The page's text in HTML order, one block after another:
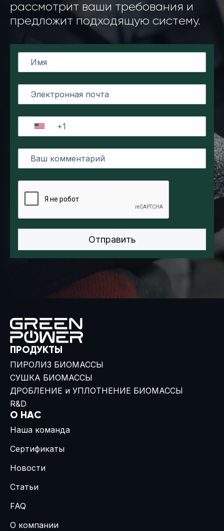
рассмотрит ваши требования и
предложит подходящую систему.
ПРОДУКТЫ
ПИРОЛИЗ БИОМАССЫ
СУШКА БИОМАССЫ
ДРОБЛЕНИЕ и УПЛОТНЕНИЕ БИОМАССЫ
R&D
О НАС
Наша команда
Сертификаты
Новости
Статьи
FAQ
О компании